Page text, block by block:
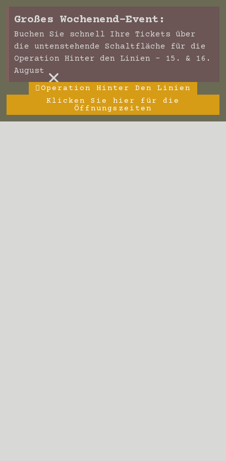
Großes Wochenend-Event:
Buchen Sie schnell Ihre Tickets über
die untenstehende Schaltfläche für die
Operation Hinter den Linien – 15. & 16.
August ×
Operation Hinter Den Linien
Klicken Sie hier für die
Öffnungszeiten